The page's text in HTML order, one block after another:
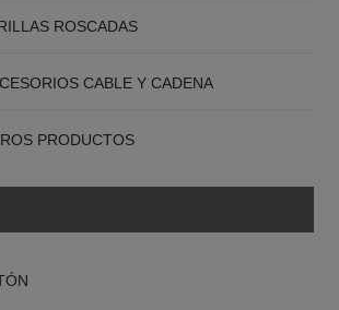
ROSCADAS
CABLE Y CADENA
PRODUCTOS